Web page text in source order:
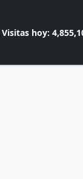
Visitas hoy: